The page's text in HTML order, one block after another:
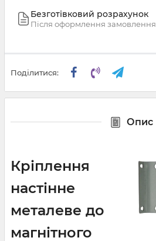
Безготівковий розрахунок
Після оформлення замовлення
Поділитися:
Опис
Кріплення
настінне
металеве до
магнітного